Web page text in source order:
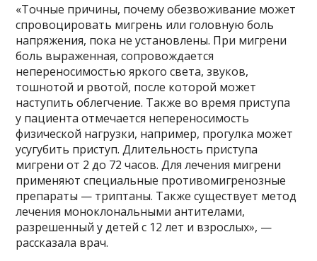
«Точные причины, почему обезвоживание может
спровоцировать мигрень или головную боль
напряжения, пока не установлены. При мигрени
боль выраженная, сопровождается
непереносимостью яркого света, звуков,
тошнотой и рвотой, после которой может
наступить облегчение. Также во время приступа
у пациента отмечается непереносимость
физической нагрузки, например, прогулка может
усугубить приступ. Длительность приступа
мигрени от 2 до 72 часов. Для лечения мигрени
применяют специальные противомигренозные
препараты — триптаны. Также существует метод
лечения моноклональными антителами,
разрешенный у детей с 12 лет и взрослых», —
рассказала врач.